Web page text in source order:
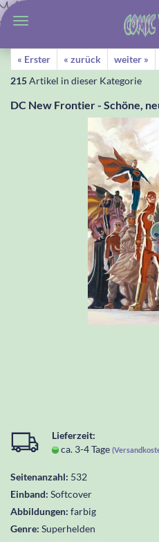
« Erster « zurück weiter »
215Artikel in dieser Kategorie
DC New Frontier - Schöne,
Lieferzeit:
ca. 3-4 Tage
Seitenanzahl: 532
Einband: Softcover
Abbildungen: farbig
Genre: Superhelden